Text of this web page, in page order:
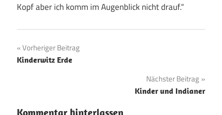
Kopf aber ich komm im Augenblick nicht drauf.“
Beitragsnavigation
Vorheriger Beitrag
Kinderwitz Erde
Nächster Beitrag
Kinder und Indianer
Kommentar hinterlassen